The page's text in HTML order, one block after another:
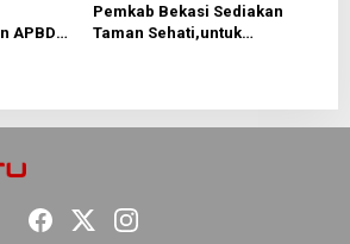
APBD
Pemkab Bekasi Sediakan
Taman Sehati,untuk